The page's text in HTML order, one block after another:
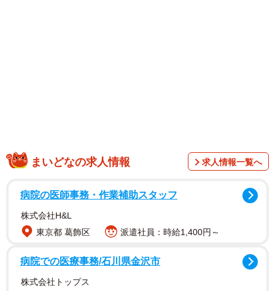
まいどなの求人情報 求人情報一覧へ
病院の医師事務・作業補助スタッフ
株式会社H&L
東京都 葛飾区
派遣社員：時給1,400円～
病院での医療事務/石川県金沢市
株式会社トップス